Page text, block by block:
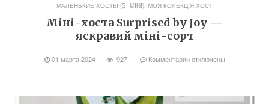
МАЛЕНЬКИЕ ХОСТЫ (S, MINI) МОЯ КОЛЕКЦІЯ ХОСТ
Міні-хоста Surprised by Joy —
яскравий міні-сорт
01 марта 2024 927 Комментарииотключены